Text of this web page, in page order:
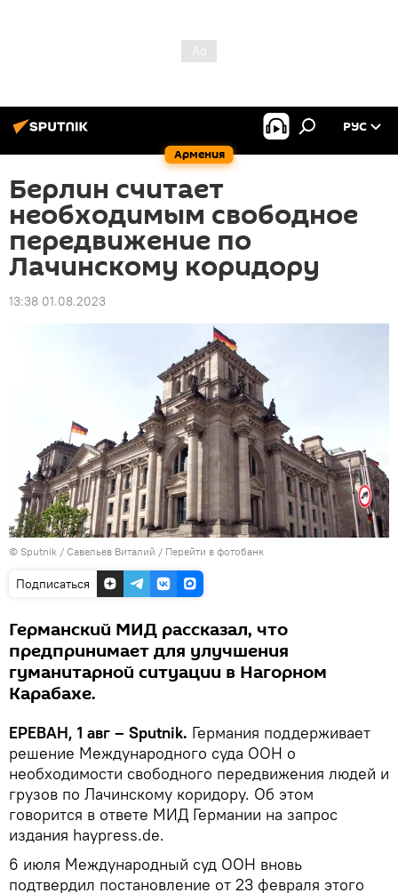
Армения
РУС
Берлин считает
необходимым свободное
передвижение по
Лачинскому коридору
13:38 01.08.2023
© Sputnik / Савельев Виталий / Перейти в фотобанк
Подписаться
Германский МИД рассказал, что
предпринимает для улучшения
гуманитарной ситуации в Нагорном
Карабахе.
ЕРЕВАН, 1 авг – Sputnik. Германия поддерживает
решение Международного суда ООН о
необходимости свободного передвижения людей и
грузов по Лачинскому коридору. Об этом
говорится в ответе МИД Германии на запрос
издания haypress.de.
6 июля Международный суд ООН вновь
подтвердил постановление от 23 февраля этого